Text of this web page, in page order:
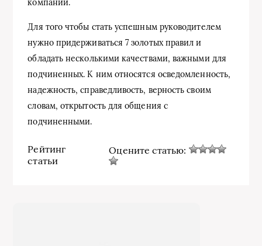
компании.
Для того чтобы стать успешным руководителем
нужно придерживаться 7 золотых правил и
обладать несколькими качествами, важными для
подчиненных. К ним относятся осведомленность,
надежность, справедливость, верность своим
словам, открытость для общения с
подчиненными.
Рейтинг
статьи
Оцените статью: